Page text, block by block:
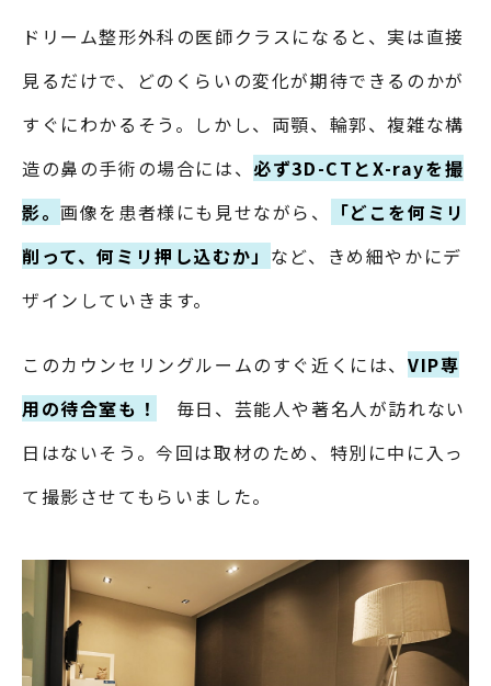
ドリーム整形外科の医師クラスになると、実は直接
見るだけで、どのくらいの変化が期待できるのかが
すぐにわかるそう。しかし、両顎、輪郭、複雑な構
造の鼻の手術の場合には、必ず3D-CTとX-rayを撮
影。画像を患者様にも見せながら、
「どこを何ミリ
削って、何ミリ押し込むか」 など、きめ細やかにデ
ザインしていきます。
このカウンセリングルームのすぐ近くには、 VIP専
用の待合室も！
毎日、芸能人や著名人が訪れない
日はないそう。今回は取材のため、特別に中に入っ
て撮影させてもらいました。